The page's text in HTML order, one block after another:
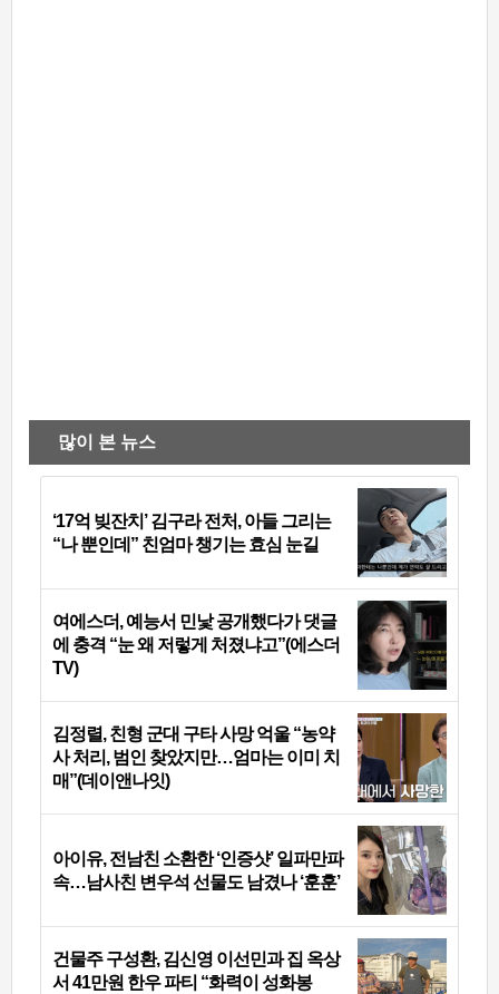
많이 본 뉴스
‘17억 빚잔치’ 김구라 전처, 아들 그리는
“나 뿐인데” 친엄마 챙기는 효심 눈길
여에스더, 예능서 민낯 공개했다가 댓글
에 충격 “눈 왜 저렇게 처졌냐고”(에스더
TV)
김정렬, 친형 군대 구타 사망 억울 “농약
사 처리, 범인 찾았지만…엄마는 이미 치
매”(데이앤나잇)
아이유, 전남친 소환한 ‘인증샷’ 일파만파
속…남사친 변우석 선물도 남겼나 ‘훈훈’
건물주 구성환, 김신영 이선민과 집 옥상
서 41만원 한우 파티 “화력이 성화봉